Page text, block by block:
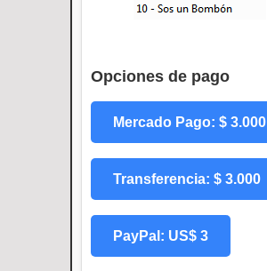
Opciones de pago
Mercado Pago: $ 3.000
Transferencia: $ 3.000
PayPal: US$ 3